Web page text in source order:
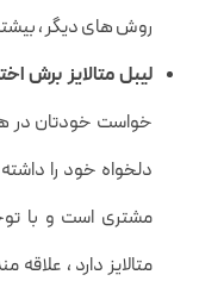
روش های دیگر ،
لیبل متالایز برش
خواست خودتان در هر
دلخواه خود را
مشتری است و با
متالایز دارد ،